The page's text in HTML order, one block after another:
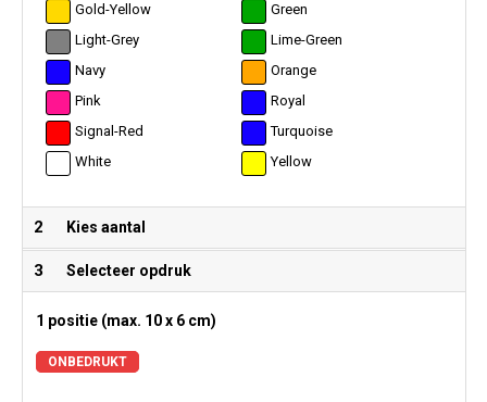
Gold-Yellow
Green
Light-Grey
Lime-Green
Navy
Orange
Pink
Royal
Signal-Red
Turquoise
White
Yellow
2 Kies aantal
3 Selecteer opdruk
1 positie (max. 10 x 6 cm)
ONBEDRUKT